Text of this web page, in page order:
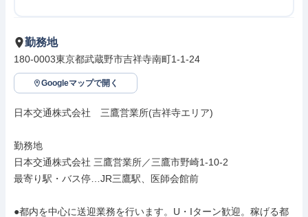
勤務地
180-0003東京都武蔵野市吉祥寺南町1-1-24
Googleマップで開く
日本交通株式会社　三鷹営業所(吉祥寺エリア)
勤務地
日本交通株式会社 三鷹営業所／三鷹市野崎1-10-2
最寄り駅・バス停…JR三鷹駅、医師会館前
●都内を中心に送迎業務を行います。U・Iターン歓迎。稼げる都